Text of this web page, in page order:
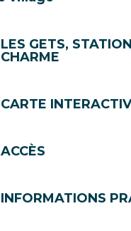
LES GETS,
CHARME
CARTE
ACCÈS
INFORMATIONS